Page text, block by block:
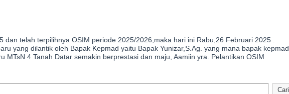
telah terpilihnya OSIM periode 2025/2026,maka hari ini Rabu,26 Februari 2025 .
yang dilantik oleh Bapak Kepmad yaitu Bapak Yunizar,S.Ag. yang mana bapak kepmad
MTsN 4 Tanah Datar semakin berprestasi dan maju, Aamiin yra. Pelantikan OSIM
Cari